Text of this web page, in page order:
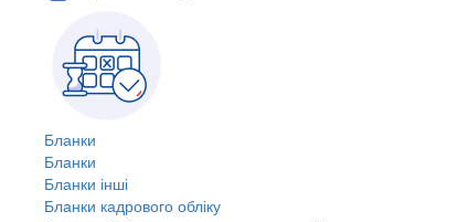
Бланки
Бланки
Бланки інші
Бланки кадрового обліку